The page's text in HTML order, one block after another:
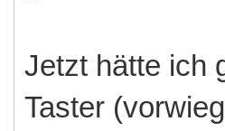
Jetzt hätte ich
Taster